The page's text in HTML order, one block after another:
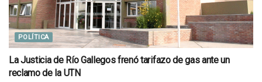
POLÍTICA
La Justicia de Río Gallegos frenó tarifazo de gas ante un
reclamo de la UTN